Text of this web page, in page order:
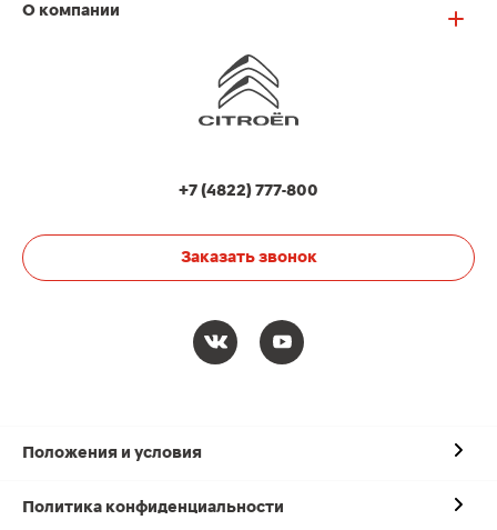
О компании
+7 (4822) 777-800
Заказать звонок
Положения и условия
Политика конфиденциальности